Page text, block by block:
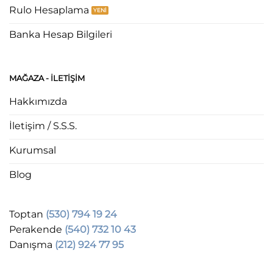
Rulo Hesaplama
Banka Hesap Bilgileri
MAĞAZA - ILETIŞIM
Hakkımızda
İletişim / S.S.S.
Kurumsal
Blog
Toptan (530) 794 19 24
Perakende (540) 732 10 43
Danışma (212) 924 77 95